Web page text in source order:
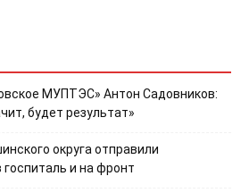
МУПТЭС» Антон Садовников:
будет результат»
округа отправили
госпиталь и на фронт